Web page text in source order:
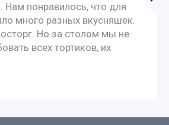
на английском языке для
иностранцев
понравилось, что для
много разных вкусняшек.
Но за столом мы не
всех тортиков, их